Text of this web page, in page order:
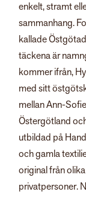
enkelt, stramt
sammanhang.
kallade
täckena är
kommer ifrån,
med sitt
mellan Ann-
Östergötland
utbildad på
och gamla
original från
privatpersoner.